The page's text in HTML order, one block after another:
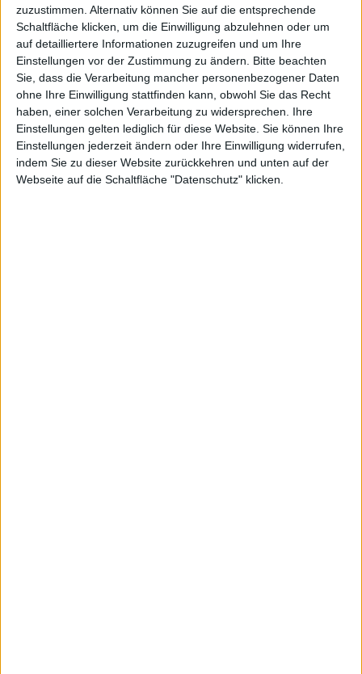
zuzustimmen. Alternativ können Sie auf die entsprechende
Schaltfläche klicken, um die Einwilligung abzulehnen oder um
auf detailliertere Informationen zuzugreifen und um Ihre
Einstellungen vor der Zustimmung zu ändern.
Bitte beachten
Sie, dass die Verarbeitung mancher personenbezogener Daten
ohne Ihre Einwilligung stattfinden kann, obwohl Sie das Recht
haben, einer solchen Verarbeitung zu widersprechen. Ihre
Einstellungen gelten lediglich für diese Website. Sie können Ihre
Einstellungen jederzeit ändern oder Ihre Einwilligung widerrufen,
indem Sie zu dieser Website zurückkehren und unten auf der
Webseite auf die Schaltfläche "Datenschutz" klicken.
BESCHREIBUNG
Klima-Hausschuh für Damen und Herren, ideal für Problemfüße, geeignet für
drinnen und draußen, weit öffnender Klettverschluss, Futtermaterial aus
atmungsaktiver Baumwolle, abriebfeste, rutschsichere Patentsohle
Obermaterial:Baumwolle (atmungsaktiv)
WEITERE ARTIKEL
Alles in div Haussschuhe
Alles in HAUSSCHUHE